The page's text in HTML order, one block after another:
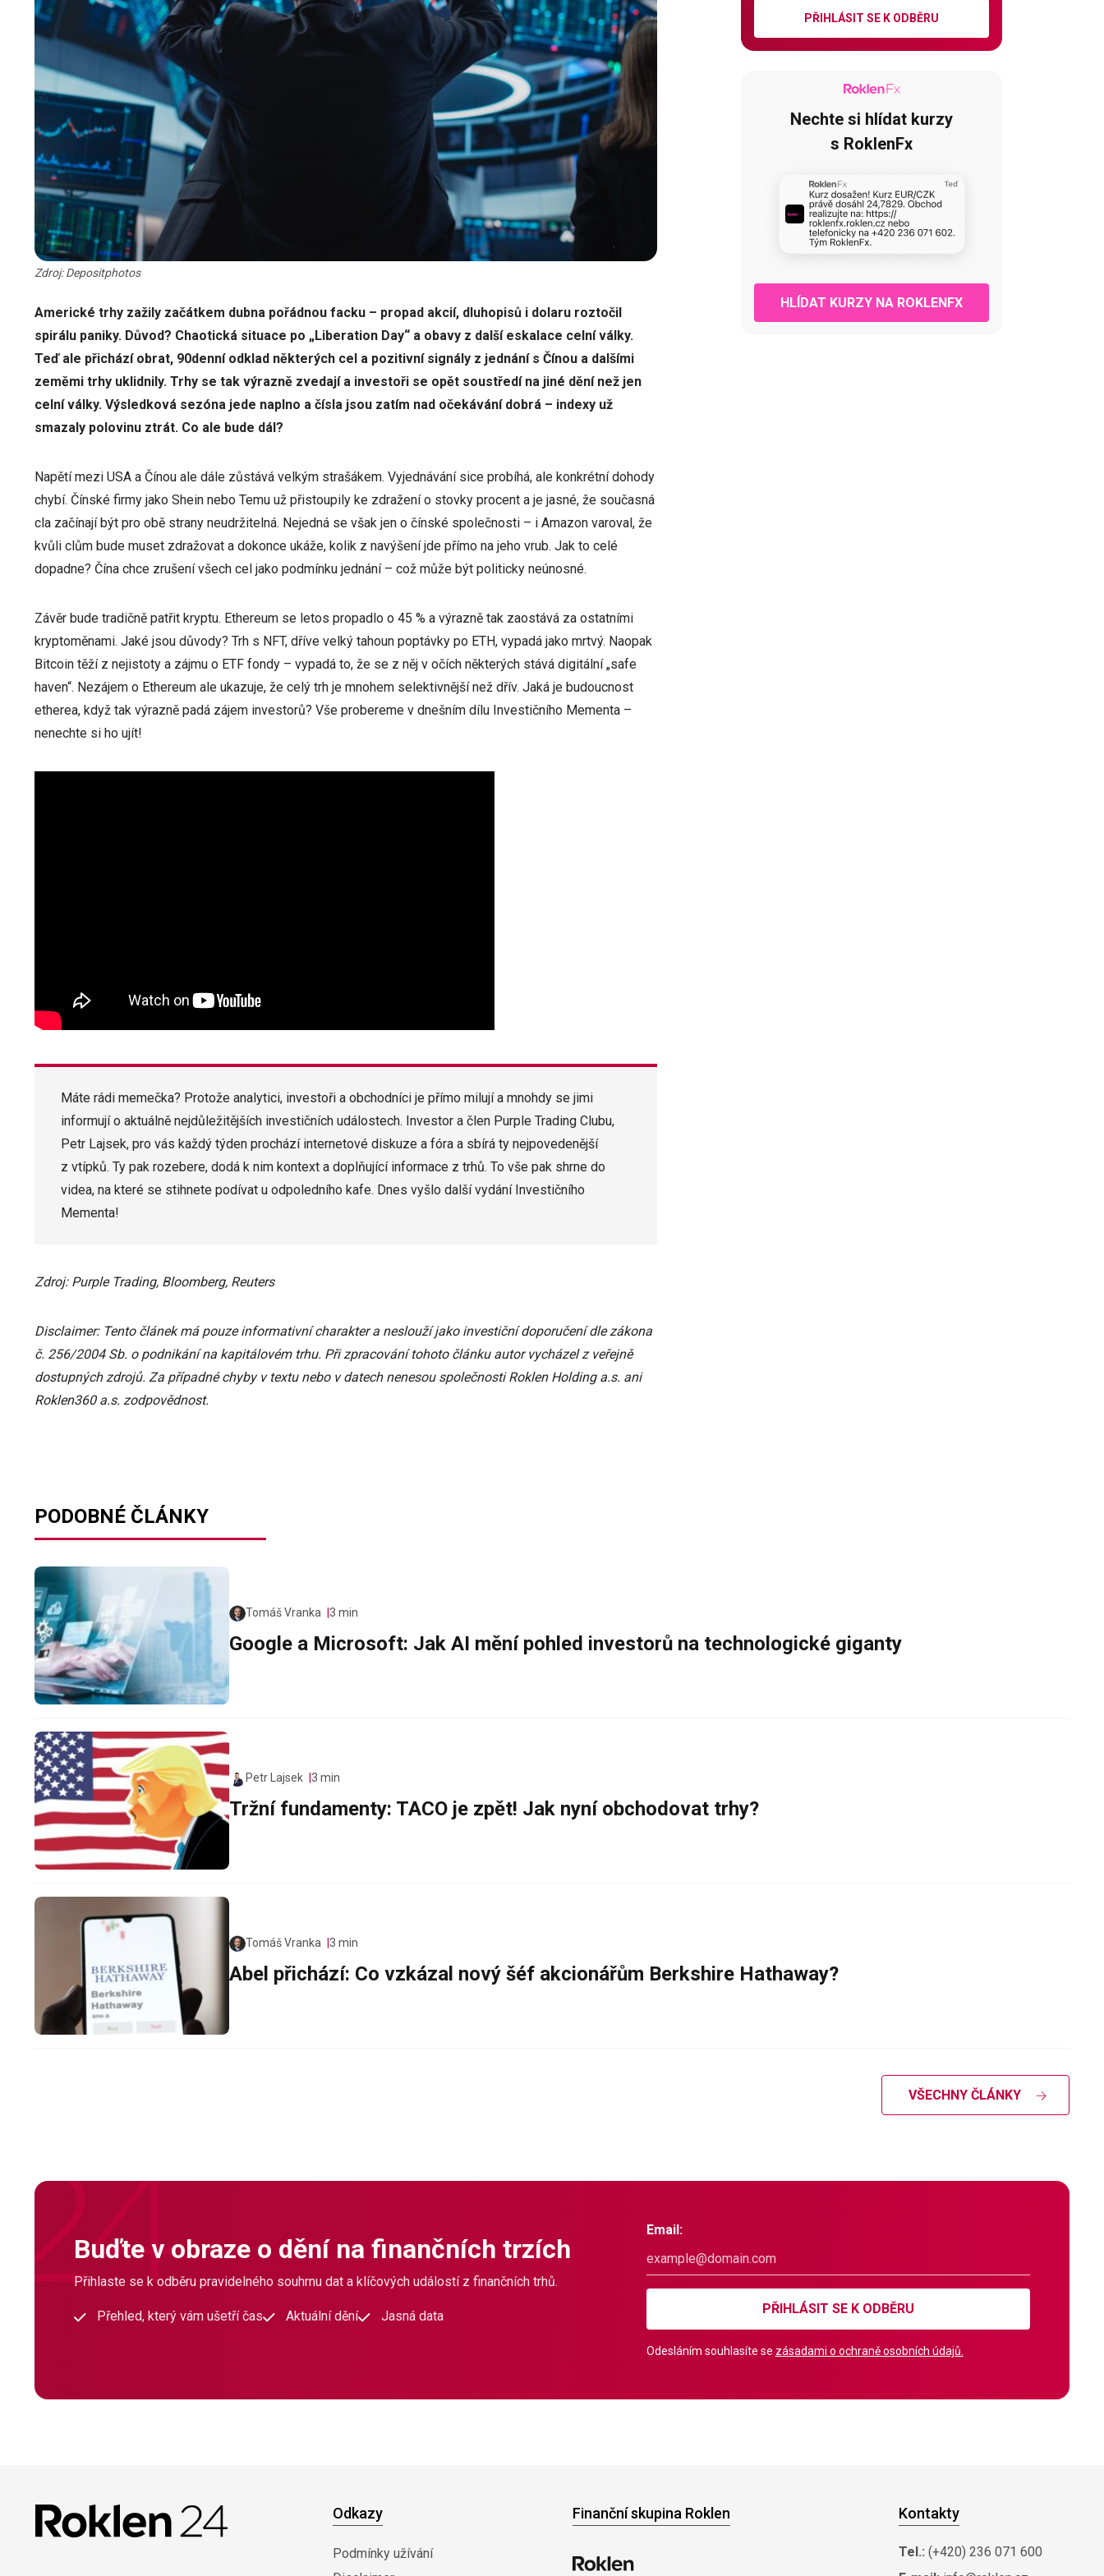
Zdroj: Depositphotos
Americké trhy zažily začátkem dubna pořádnou facku – propad akcií, dluhopisů i dolaru roztočil
spirálu paniky. Důvod? Chaotická situace po „Liberation Day“ a obavy z další eskalace celní války.
Teď ale přichází obrat, 90denní odklad některých cel a pozitivní signály z jednání s Čínou a dalšími
zeměmi trhy uklidnily. Trhy se tak výrazně zvedají a investoři se opět soustředí na jiné dění než jen
celní války. Výsledková sezóna jede naplno a čísla jsou zatím nad očekávání dobrá – indexy už
smazaly polovinu ztrát. Co ale bude dál?
Napětí mezi USA a Čínou ale dále zůstává velkým strašákem. Vyjednávání sice probíhá, ale konkrétní dohody
chybí. Čínské firmy jako Shein nebo Temu už přistoupily ke zdražení o stovky procent a je jasné, že současná
cla začínají být pro obě strany neudržitelná. Nejedná se však jen o čínské společnosti – i Amazon varoval, že
kvůli clům bude muset zdražovat a dokonce ukáže, kolik z navýšení jde přímo na jeho vrub. Jak to celé
dopadne? Čína chce zrušení všech cel jako podmínku jednání – což může být politicky neúnosné.
Závěr bude tradičně patřit kryptu. Ethereum se letos propadlo o 45 % a výrazně tak zaostává za ostatními
kryptoměnami. Jaké jsou důvody? Trh s NFT, dříve velký tahoun poptávky po ETH, vypadá jako mrtvý. Naopak
Bitcoin těží z nejistoty a zájmu o ETF fondy – vypadá to, že se z něj v očích některých stává digitální „safe
haven“. Nezájem o Ethereum ale ukazuje, že celý trh je mnohem selektivnější než dřív. Jaká je budoucnost
etherea, když tak výrazně padá zájem investorů? Vše probereme v dnešním dílu Investičního Mementa –
nenechte si ho ujít!
Máte rádi memečka? Protože analytici, investoři a obchodníci je přímo milují a mnohdy se jimi
informují o aktuálně nejdůležitějších investičních událostech. Investor a člen Purple Trading Clubu,
Petr Lajsek, pro vás každý týden prochází internetové diskuze a fóra a sbírá ty nejpovedenější
z vtípků. Ty pak rozebere, dodá k nim kontext a doplňující informace z trhů. To vše pak shrne do
videa, na které se stihnete podívat u odpoledního kafe. Dnes vyšlo další vydání Investičního
Mementa!
Zdroj: Purple Trading, Bloomberg, Reuters
Disclaimer: Tento článek má pouze informativní charakter a neslouží jako investiční doporučení dle zákona
č. 256/2004 Sb. o podnikání na kapitálovém trhu. Při zpracování tohoto článku autor vycházel z veřejně
dostupných zdrojů. Za případné chyby v textu nebo v datech nenesou společnosti Roklen Holding a.s. ani
Roklen360 a.s. zodpovědnost.
PŘIHLÁSIT SE K ODBĚRU
Nechte si hlídat kurzy
s RoklenFx
HLÍDAT KURZY NA ROKLENFX
PODOBNÉ ČLÁNKY
Tomáš Vranka 3 min
Google a Microsoft: Jak AI mění pohled investorů na technologické giganty
Petr Lajsek 3 min
Tržní fundamenty: TACO je zpět! Jak nyní obchodovat trhy?
Tomáš Vranka 3 min
Abel přichází: Co vzkázal nový šéf akcionářům Berkshire Hathaway?
VŠECHNY ČLÁNKY
Buďte v obraze o dění na finančních trzích
Přihlaste se k odběru pravidelného souhrnu dat a klíčových událostí z finančních trhů.
Přehled, který vám ušetří čas Aktuální dění Jasná data
Email:
PŘIHLÁSIT SE K ODBĚRU
Odesláním souhlasíte se zásadami o ochraně osobních údajů.
Odkazy
Podmínky užívání
Finanční skupina Roklen Kontakty
Tel.: (+420) 236 071 600